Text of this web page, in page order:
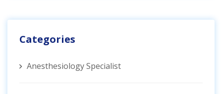
Categories
Anesthesiology Specialist